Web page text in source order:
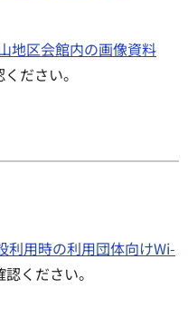
地区会館内の画像資料
ださい。
利用時の利用団体向けWi-
ください。